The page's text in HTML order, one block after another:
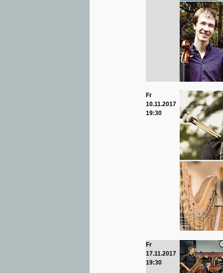
Fr
10.11.2017
19:30
Fr
17.11.2017
19:30